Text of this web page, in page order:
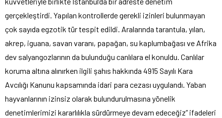
gerçekleştirdi. Yapılan kontrollerde gerekli izinleri bulunmayan
çok sayıda egzotik tür tespit edildi. Aralarında tarantula, yılan,
akrep, iguana, savan varanı, papağan, su kaplumbağası ve Afrika
dev salyangozlarının da bulunduğu canlılara el konuldu. Canlılar
koruma altına alınırken ilgili şahıs hakkında 4915 Sayılı Kara
Avcılığı Kanunu kapsamında idari para cezası uygulandı. Yaban
hayvanlarının izinsiz olarak bulundurulmasına yönelik
denetimlerimizi kararlılıkla sürdürmeye devam edeceğiz” ifadeleri